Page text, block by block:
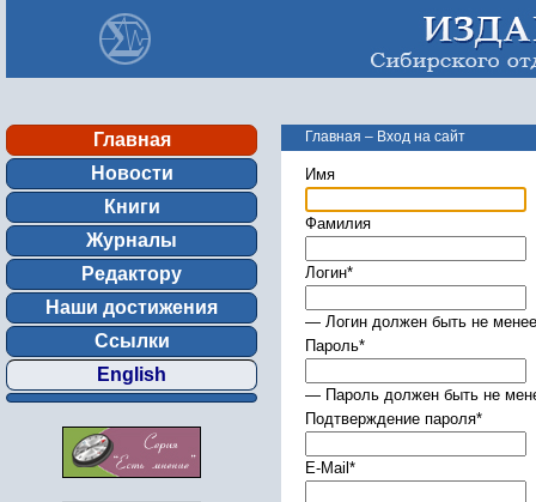
Главная
Новости
Книги
Журналы
Редактору
Наши достижения
Ссылки
English
Главная – Вход на сайт
Имя
Фамилия
Логин*
— Логин должен быть не
Пароль*
— Пароль должен быть не
Подтверждение пароля*
E-Mail *